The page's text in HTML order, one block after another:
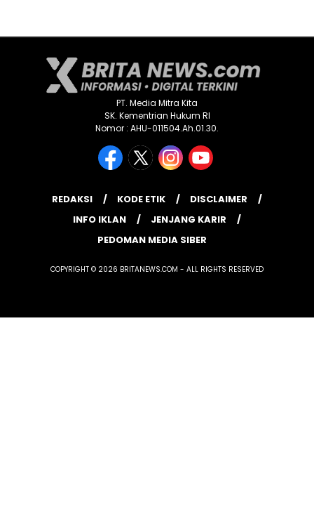
PT. Media Mitra Kita
SK. Kementrian Hukum RI
Nomor : AHU-011504.Ah.01.30.
REDAKSI KODE ETIK
DISCLAIMER
INFO IKLAN
JENJANG KARIR
PEDOMAN MEDIA SIBER
COPYRIGHT © 2026 BRITANEWS.COM - ALL RIGHTS RESERVED